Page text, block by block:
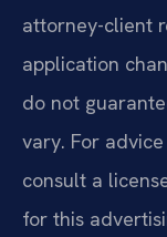
attorney-client
application
do not
vary. For
consult a
for this